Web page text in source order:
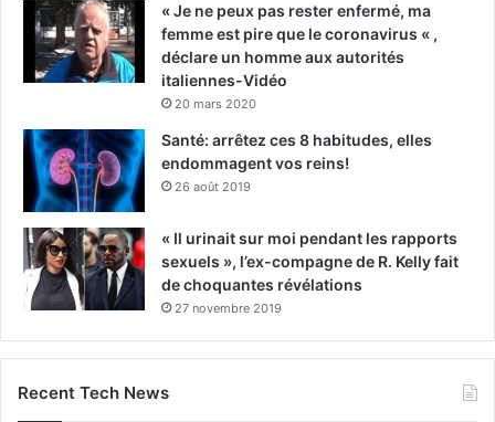
« Je ne peux pas rester enfermé, ma
femme est pire que le coronavirus « ,
déclare un homme aux autorités
italiennes-Vidéo
20 mars 2020
Santé: arrêtez ces 8 habitudes, elles
endommagent vos reins!
26 août 2019
« Il urinait sur moi pendant les rapports
sexuels », l’ex-compagne de R. Kelly fait
de choquantes révélations
27 novembre 2019
Recent Tech News